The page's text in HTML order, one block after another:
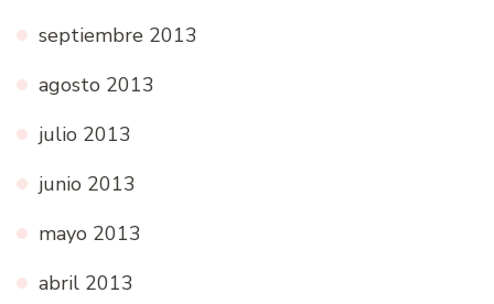
septiembre 2013
agosto 2013
julio 2013
junio 2013
mayo 2013
abril 2013